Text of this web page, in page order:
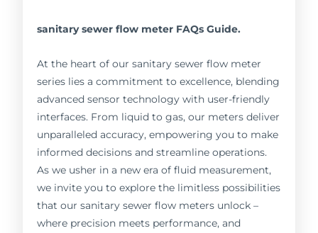
sanitary sewer flow meter FAQs Guide.
At the heart of our sanitary sewer flow meter
series lies a commitment to excellence, blending
advanced sensor technology with user-friendly
interfaces. From liquid to gas, our meters deliver
unparalleled accuracy, empowering you to make
informed decisions and streamline operations.
As we usher in a new era of fluid measurement,
we invite you to explore the limitless possibilities
that our sanitary sewer flow meters unlock –
where precision meets performance, and